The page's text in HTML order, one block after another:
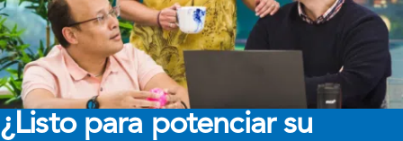
¿Listo para potenciar su